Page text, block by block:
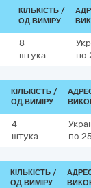
КІЛЬКІСТЬ /
ОД.ВИМІРУ
8
штука
по
КІЛЬКІСТЬ /
ОД.ВИМІРУ
4
штука
по
КІЛЬКІСТЬ /
ОД.ВИМІРУ